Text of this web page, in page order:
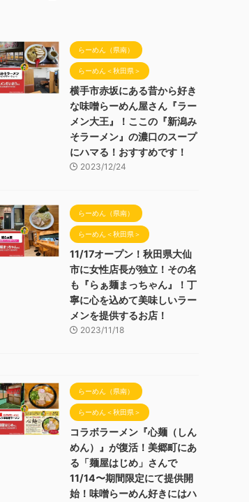
らーめん（県南）
らーめん＜秋田県＞
横手市赤坂にある昔から好き
な味噌らーめん屋さん『ラー
メン大王』！ここの『新潟み
そラーメン』の濃口のスープ
にハマる！おすすめです！
2023/12/24
らーめん（県南）
らーめん＜秋田県＞
11/17オープン！秋田県大仙
市に女性店長が独立！その名
も『らぁ麺まっちゃん』！丁
寧に心を込めて美味しいラー
メンを提供するお店！
2023/11/18
らーめん（県南）
らーめん＜秋田県＞
コラボラーメン『心麺（しん
めん）』が復活！美郷町にあ
る「麺屋はじめ」さんで
11/14〜期間限定にて提供開
始！味噌らーめん好きにはハ